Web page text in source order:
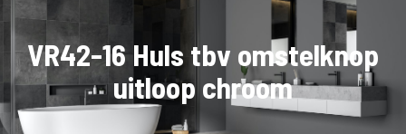
VR42-16 Huls tbv omstelknop
uitloop chroom